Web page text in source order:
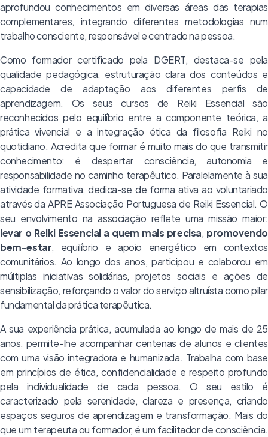
aprofundou conhecimentos em diversas áreas das terapias
complementares, integrando diferentes metodologias num
trabalho consciente, responsável e centrado na pessoa.
Como formador certificado pela DGERT, destaca-se pela
qualidade pedagógica, estruturação clara dos conteúdos e
capacidade de adaptação aos diferentes perfis de
aprendizagem. Os seus cursos de Reiki Essencial são
reconhecidos pelo equilíbrio entre a componente teórica, a
prática vivencial e a integração ética da filosofia Reiki no
quotidiano. Acredita que formar é muito mais do que transmitir
conhecimento: é despertar consciência, autonomia e
responsabilidade no caminho terapêutico. Paralelamente à sua
atividade formativa, dedica-se de forma ativa ao voluntariado
através da APRE Associação Portuguesa de Reiki Essencial. O
seu envolvimento na associação reflete uma missão maior:
levar o Reiki Essencial a quem mais precisa, promovendo
bem-estar, equilíbrio e apoio energético em contextos
comunitários. Ao longo dos anos, participou e colaborou em
múltiplas iniciativas solidárias, projetos sociais e ações de
sensibilização, reforçando o valor do serviço altruísta como pilar
fundamental da prática terapêutica.
A sua experiência prática, acumulada ao longo de mais de 25
anos, permite-lhe acompanhar centenas de alunos e clientes
com uma visão integradora e humanizada. Trabalha com base
em princípios de ética, confidencialidade e respeito profundo
pela individualidade de cada pessoa. O seu estilo é
caracterizado pela serenidade, clareza e presença, criando
espaços seguros de aprendizagem e transformação. Mais do
que um terapeuta ou formador, é um facilitador de consciência.